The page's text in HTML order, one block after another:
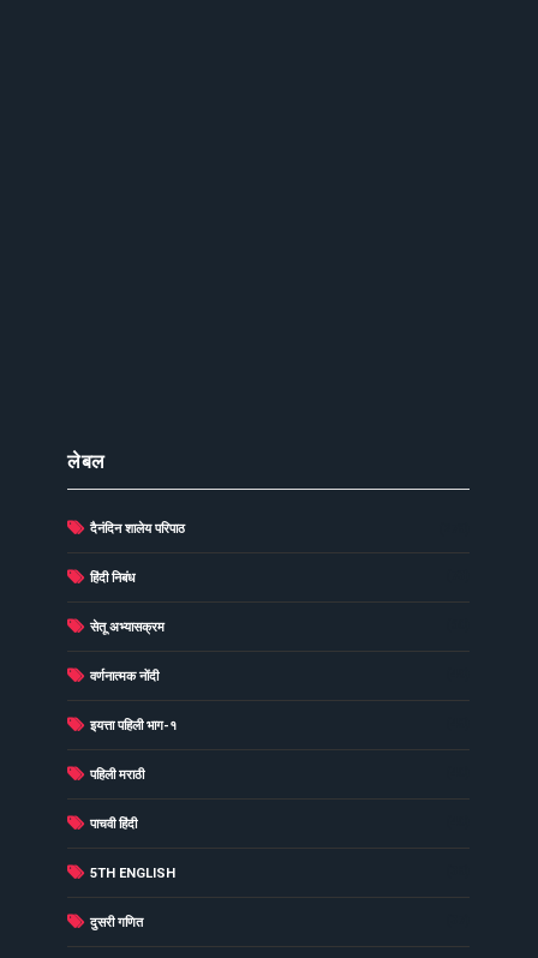
लेबल
दैनंदिन शालेय परिपाठ
हिंदी निबंध
सेतू अभ्यासक्रम
वर्णनात्मक नोंदी
इयत्ता पहिली भाग-१
पहिली मराठी
पाचवी हिंदी
5TH ENGLISH
दुसरी गणित